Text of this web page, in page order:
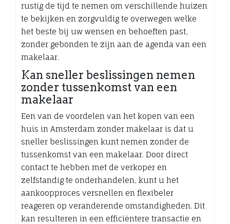
rustig de tijd te nemen om verschillende huizen
te bekijken en zorgvuldig te overwegen welke
het beste bij uw wensen en behoeften past,
zonder gebonden te zijn aan de agenda van een
makelaar.
Kan sneller beslissingen nemen
zonder tussenkomst van een
makelaar
Een van de voordelen van het kopen van een
huis in Amsterdam zonder makelaar is dat u
sneller beslissingen kunt nemen zonder de
tussenkomst van een makelaar. Door direct
contact te hebben met de verkoper en
zelfstandig te onderhandelen, kunt u het
aankoopproces versnellen en flexibeler
reageren op veranderende omstandigheden. Dit
kan resulteren in een efficiëntere transactie en